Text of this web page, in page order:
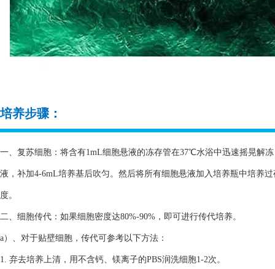
培养步骤：
一、复苏细胞：将含有1mL细胞悬液的冻存管在37℃水浴中迅速摇晃解
液，补加4-6mL培养基后吹匀。然后将所有细胞悬液加入培养瓶中培养
度。
二、细胞传代：如果细胞密度达80%-90%，即可进行传代培养。
a）、对于贴壁细胞，传代可参考以下方法：
1. 弃去培养上清，用不含钙、镁离子的PBS润洗细胞1-2次。